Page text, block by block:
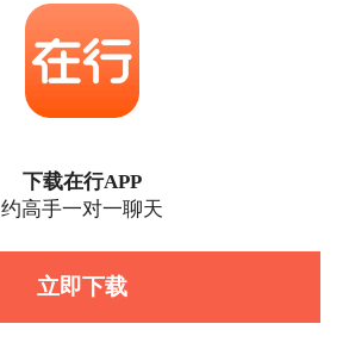
下载在行APP
约高手一对一聊天
立即下载